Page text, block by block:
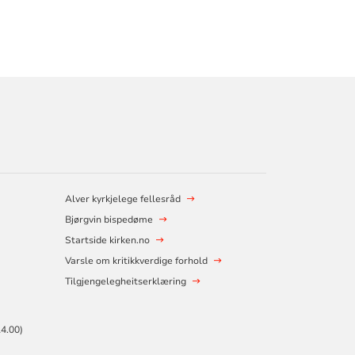
Alver kyrkjelege fellesråd
Bjørgvin bispedøme
Startside kirken.no
Varsle om kritikkverdige forhold
Tilgjengelegheitserklæring